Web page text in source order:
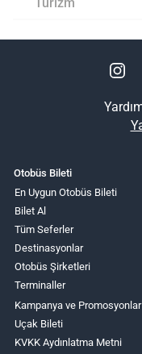
Otobüs Bileti
En Uygun Otobüs Bileti
Bilet Al
Tüm Seferler
Destinasyonlar
Otobüs Şirketleri
Terminaller
Kampanya ve Promosyonlar
Uçak Bileti
KVKK Aydınlatma Metni